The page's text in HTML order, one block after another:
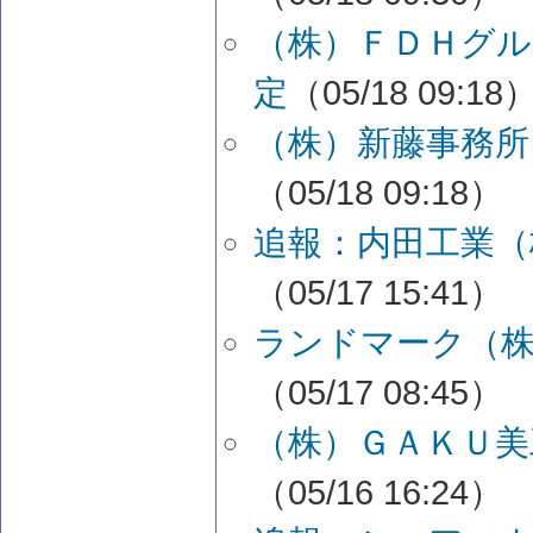
（株）ＦＤＨグ
定 （05/18 09:18
（株）新藤事務
（05/18 09:18）
追報：内田工業
（05/17 15:41）
ランドマーク（
（05/17 08:45）
（株）ＧＡＫＵ
（05/16 16:24）